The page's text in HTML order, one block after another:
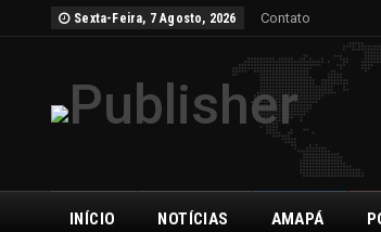
Sexta-Feira, 7 Agosto, 2026 Contato
INÍCIO NOTÍCIAS AMAPÁ